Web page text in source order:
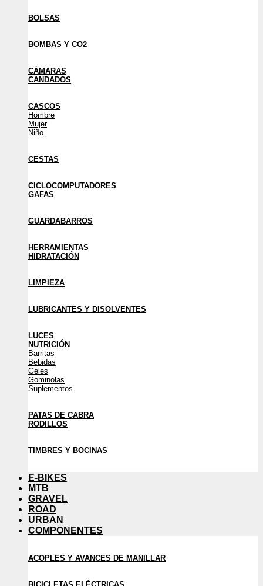
BOLSAS
BOMBAS Y CO2
CÁMARAS
CANDADOS
CASCOS
Hombre
Mujer
Niño
CESTAS
CICLOCOMPUTADORES
GAFAS
GUARDABARROS
HERRAMIENTAS
HIDRATACIÓN
LIMPIEZA
LUBRICANTES Y DISOLVENTES
LUCES
NUTRICIÓN
Barritas
Bebidas
Geles
Gominolas
Suplementos
PATAS DE CABRA
RODILLOS
TIMBRES Y BOCINAS
E-BIKES
MTB
GRAVEL
ROAD
URBAN
COMPONENTES
ACOPLES Y AVANCES DE MANILLAR